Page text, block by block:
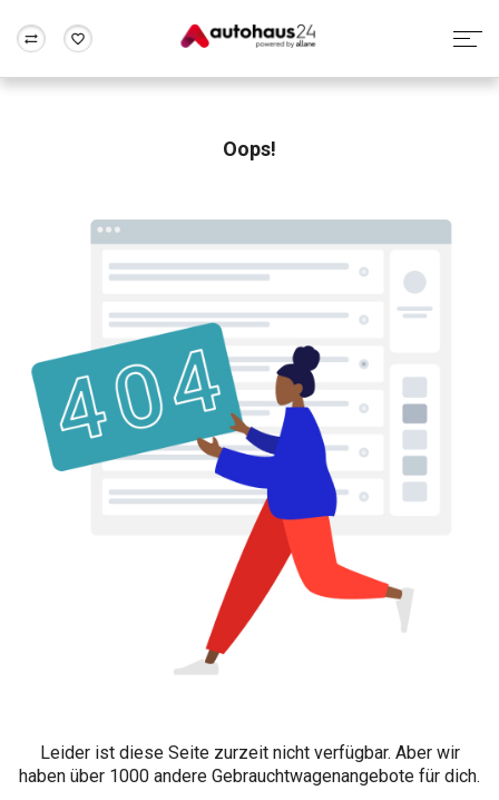
Rund um die Inzahlungnahme
Oops!
Leider ist diese Seite zurzeit nicht verfügbar. Aber wir
haben über 1000 andere Gebrauchtwagenangebote für dich.